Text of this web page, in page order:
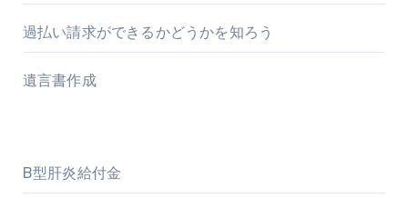
過払い請求ができるかどうかを知ろう
遺言書作成
B型肝炎給付金